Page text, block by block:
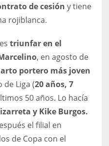
de cesión y tiene
rojiblanca.
triunfar en el
, en agosto de
portero más joven
de Liga (20 años, 7
50 años. Lo hacía
y Kike Burgos.
el filial en
de Copa con el